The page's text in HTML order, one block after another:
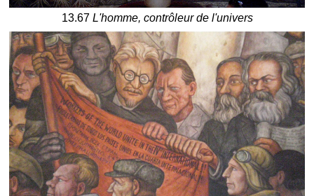
13.67 L'homme, contrôleur de l'univers